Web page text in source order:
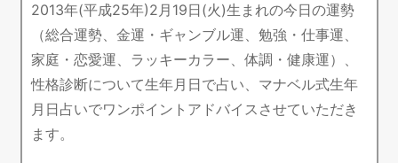
2013年(平成25年)2月19日(火)生まれの今日の運勢
（総合運勢、金運・ギャンブル運、勉強・仕事運、
家庭・恋愛運、ラッキーカラー、体調・健康運）、
性格診断について生年月日で占い、マナベル式生年
月日占いでワンポイントアドバイスさせていただき
ます。